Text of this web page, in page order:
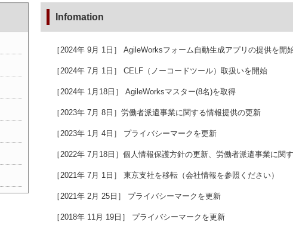
Infomation
［2024年 9月 1日］ AgileWorksフォーム自動生成アプリの提供を開
［2024年 7月 1日］ CELF（ノーコードツール）取扱いを開始
［2024年 1月18日］ AgileWorksマスター(8名)を取得
［2023年 7月 8日］労働者派遣事業に関する情報提供の更新
［2023年 1月 4日］ プライバシーマークを更新
［2022年 7月18日］個人情報保護方針の更新、労働者派遣事業に関
［2021年 7月 1日］ 東京支社を移転（会社情報を参照ください）
［2021年 2月 25日］ プライバシーマークを更新
［2018年 11月 19日］ プライバシーマークを更新